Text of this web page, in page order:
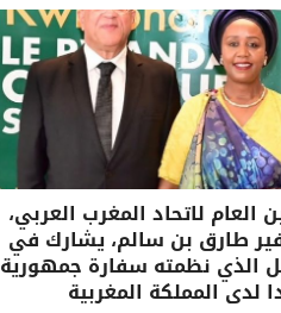
العام لاتحاد المغرب العربي،
طارق بن سالم، يشارك في
الذي نظمته سفارة جمهورية
لدى المملكة المغربية